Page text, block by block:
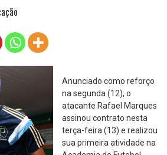
Anunciado como reforço
na segunda (12), o
atacante Rafael Marques
assinou contrato nesta
terça-feira (13) e realizou
sua primeira atividade na